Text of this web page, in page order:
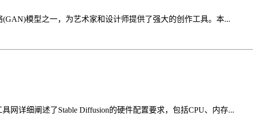
模型之一，为艺术家和设计师提供了强大的创作工具。本...
详细阐述了Stable Diffusion的硬件配置要求，包括CPU、内存...